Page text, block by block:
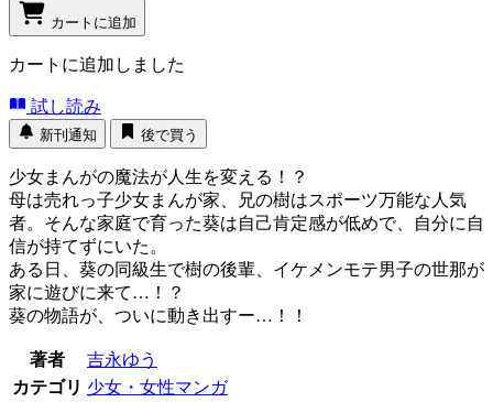
カートに追加
カートに追加しました
試し読み
新刊通知 後で買う
少女まんがの魔法が人生を変える！？
母は売れっ子少女まんが家、兄の樹はスポーツ万能な人気
者。そんな家庭で育った葵は自己肯定感が低めで、自分に自
信が持てずにいた。
ある日、葵の同級生で樹の後輩、イケメンモテ男子の世那が
家に遊びに来て…！？
葵の物語が、ついに動き出すー…！！
著者
吉永ゆう
カテゴリ 少女・女性マンガ